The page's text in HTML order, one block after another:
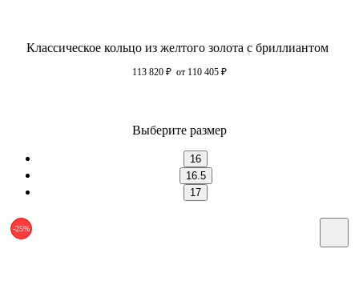
Классическое кольцо из желтого золота с бриллиантом
113 820 ₽ от 110 405 ₽
Выберите размер
16
16.5
17
-25%